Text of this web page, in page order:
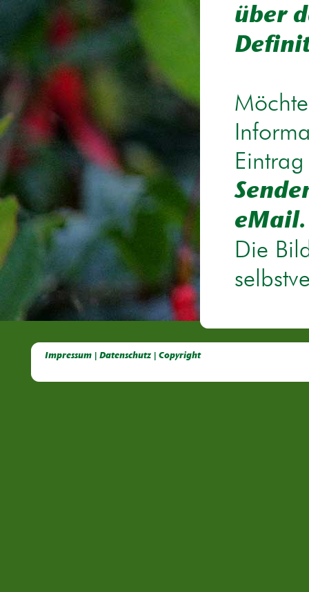
über
eMail.
Die
Impressum | Datenschutz | Copyright